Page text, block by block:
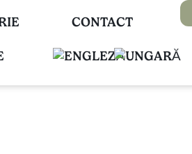
CONTACT